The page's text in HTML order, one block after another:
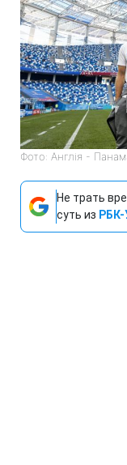
Фото: Англія -
Не трать
суть из РБК-